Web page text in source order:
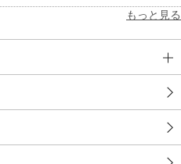
もっと見る